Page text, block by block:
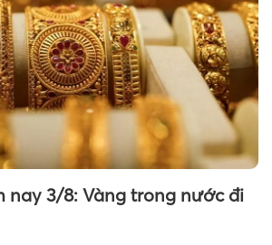
nay 3/8: Vàng trong nước đi